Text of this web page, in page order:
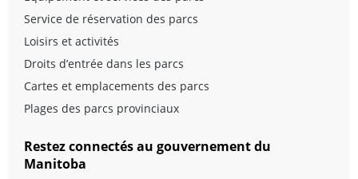
Service de réservation des parcs
Loisirs et activités
Droits d’entrée dans les parcs
Cartes et emplacements des parcs
Plages des parcs provinciaux
Restez connectés au gouvernement du
Manitoba